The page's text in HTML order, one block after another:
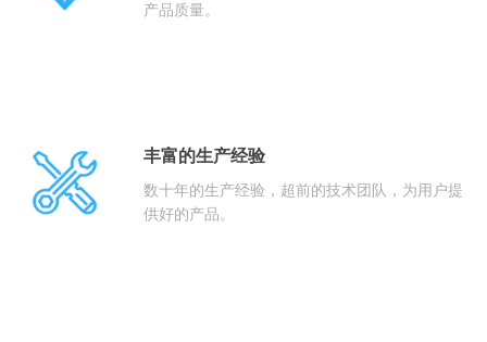
产品质量。
丰富的生产经验
数十年的生产经验，超前的技术团队，为用户提
供好的产品。